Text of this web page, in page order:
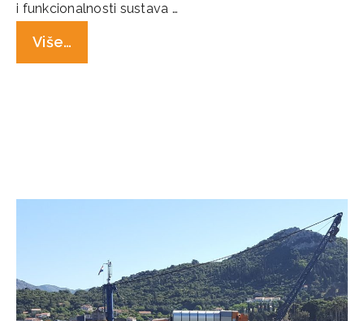
i funkcionalnosti sustava …
Više…